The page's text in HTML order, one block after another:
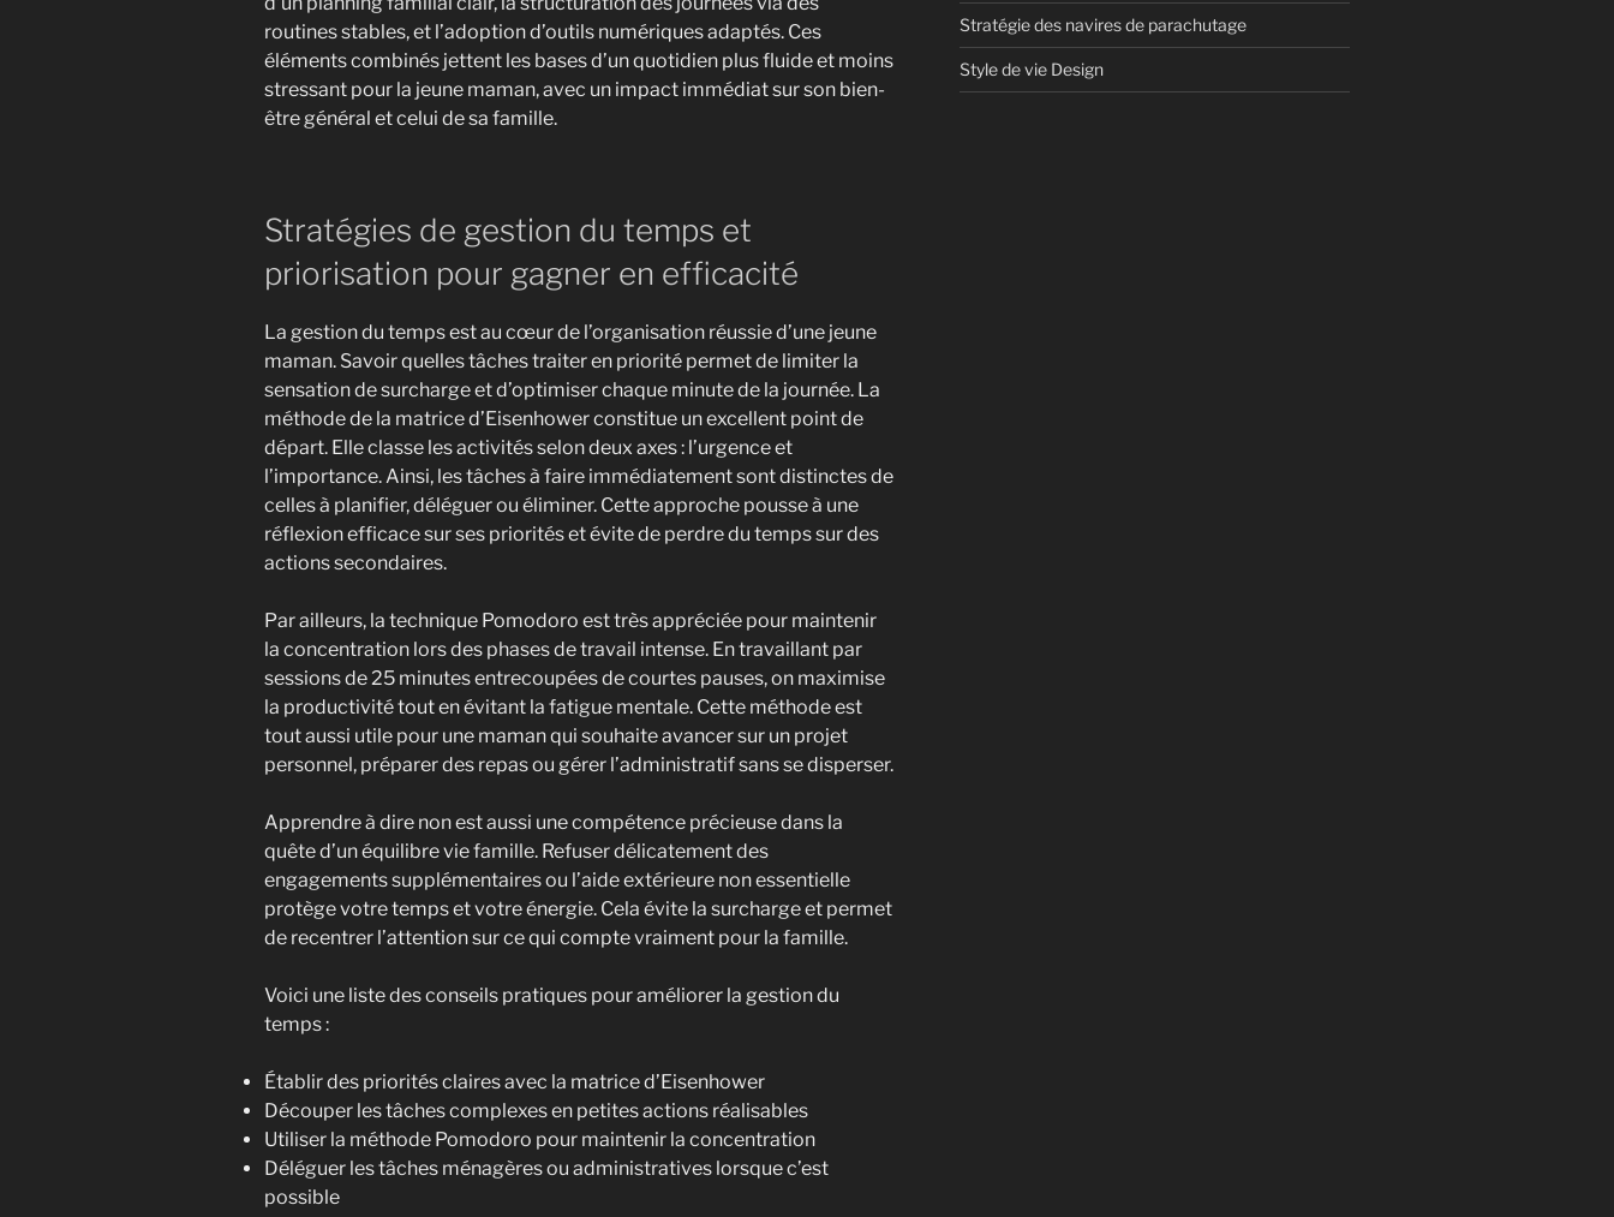
routines stables, et l’adoption d’outils numériques adaptés. Ces
éléments combinés jettent les bases d’un quotidien plus fluide et moins
stressant pour la jeune maman, avec un impact immédiat sur son bien-
être général et celui de sa famille.
Stratégies de gestion du temps et
priorisation pour gagner en efficacité
La gestion du temps est au cœur de l’organisation réussie d’une jeune
maman. Savoir quelles tâches traiter en priorité permet de limiter la
sensation de surcharge et d’optimiser chaque minute de la journée. La
méthode de la matrice d’Eisenhower constitue un excellent point de
départ. Elle classe les activités selon deux axes : l’urgence et
l’importance. Ainsi, les tâches à faire immédiatement sont distinctes de
celles à planifier, déléguer ou éliminer. Cette approche pousse à une
réflexion efficace sur ses priorités et évite de perdre du temps sur des
actions secondaires.
Par ailleurs, la technique Pomodoro est très appréciée pour maintenir
la concentration lors des phases de travail intense. En travaillant par
sessions de 25 minutes entrecoupées de courtes pauses, on maximise
la productivité tout en évitant la fatigue mentale. Cette méthode est
tout aussi utile pour une maman qui souhaite avancer sur un projet
personnel, préparer des repas ou gérer l’administratif sans se disperser.
Apprendre à dire non est aussi une compétence précieuse dans la
quête d’un équilibre vie famille. Refuser délicatement des
engagements supplémentaires ou l’aide extérieure non essentielle
protège votre temps et votre énergie. Cela évite la surcharge et permet
de recentrer l’attention sur ce qui compte vraiment pour la famille.
Voici une liste des conseils pratiques pour améliorer la gestion du
temps :
Établir des priorités claires avec la matrice d’Eisenhower
Découper les tâches complexes en petites actions réalisables
Utiliser la méthode Pomodoro pour maintenir la concentration
Déléguer les tâches ménagères ou administratives lorsque c’est
possible
Stratégie des navires de parachutage
Style de vie Design